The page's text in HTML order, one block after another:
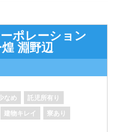
ポレーション
淵野辺
なめ 託児所有り
建物キレイ 寮あり